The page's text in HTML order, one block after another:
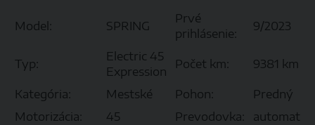
Model: SPRING
Prvé
prihlásenie:
9/2023
Typ:
Electric 45
Expression
Počet km: 9381 km
Kategória: Mestské Pohon:
Predný
Motorizácia:
45 Prevodovka: automat